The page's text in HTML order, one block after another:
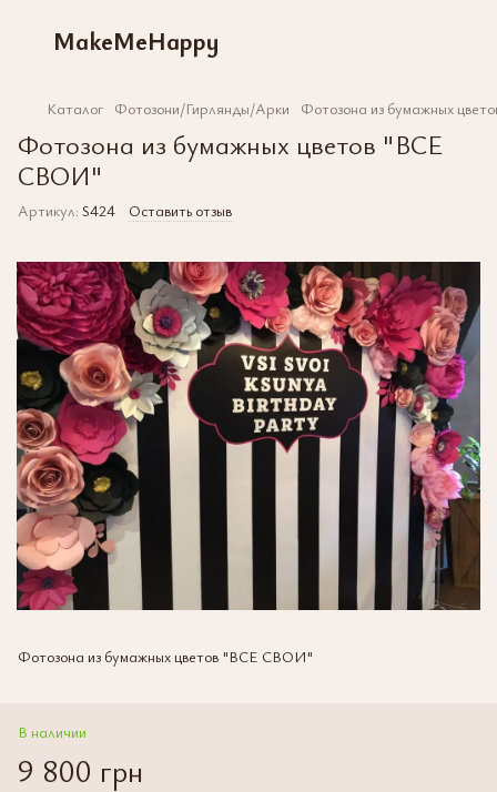
MakeMeHappy
Каталог Фотозони/Гирлянды/Арки Фотозона из бумажных
Фотозона из бумажных цветов "ВСЕ
СВОИ"
Артикул: S424 Оставить отзыв
Фотозона из бумажных цветов "ВСЕ СВОИ"
В наличии
9 800 грн